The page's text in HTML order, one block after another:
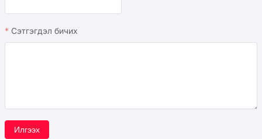
Сэтгэгдэл бичих
Илгээх